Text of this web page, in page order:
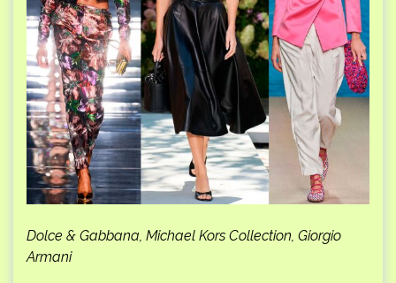
Dolce & Gabbana, Michael Kors Collection, Giorgio
Armani